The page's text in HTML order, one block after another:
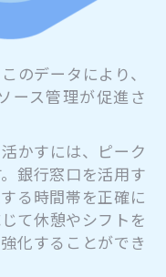
のデータにより、
ース管理が促進さ
かすには、ピーク
銀行窓口を活用す
る時間帯を正確に
て休憩やシフトを
化することができ